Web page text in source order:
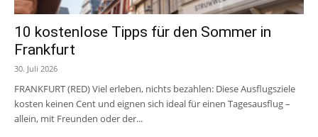
10 kostenlose Tipps für den Sommer in
Frankfurt
30. Juli 2026
FRANKFURT (RED) Viel erleben, nichts bezahlen: Diese Ausflugsziele
kosten keinen Cent und eignen sich ideal für einen Tagesausflug –
allein, mit Freunden oder der...